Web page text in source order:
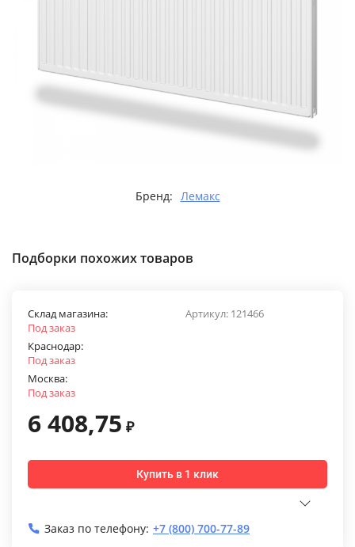
Бренд: Лемакс
Подборки похожих товаров
Артикул: 121466
Склад магазина:
Под заказ
Краснодар:
Под заказ
Москва:
Под заказ
6 408,75 ₽
Купить в 1 клик
Заказ по телефону: +7 (800) 700-77-89